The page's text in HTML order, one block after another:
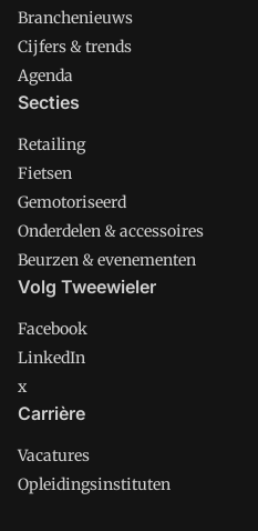
Branchenieuws
Cijfers & trends
Agenda
Secties
Retailing
Fietsen
Gemotoriseerd
Onderdelen & accessoires
Beurzen & evenementen
Volg Tweewieler
Facebook
LinkedIn
x
Carrière
Vacatures
Opleidingsinstituten